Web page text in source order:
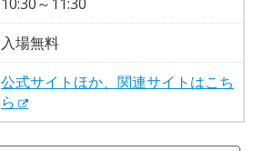
入場無料
公式サイトほか、関連サイトはこち
ら